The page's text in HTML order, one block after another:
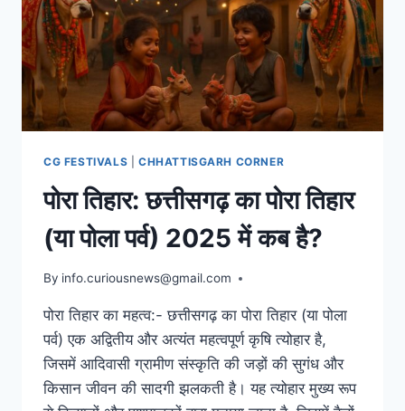
CG FESTIVALS CHHATTISGARH CORNER
पोरा तिहार: छत्तीसगढ़ का पोरा तिहार
(या पोला पर्व) 2025 में कब है?
By info.curiousnews@gmail.com
August 19, 2025
पोरा तिहार का महत्व:- छत्तीसगढ़ का पोरा तिहार (या पोला
पर्व) एक अद्वितीय और अत्यंत महत्वपूर्ण कृषि त्योहार है,
जिसमें आदिवासी ग्रामीण संस्कृति की जड़ों की सुगंध और
किसान जीवन की सादगी झलकती है। यह त्योहार मुख्य रूप